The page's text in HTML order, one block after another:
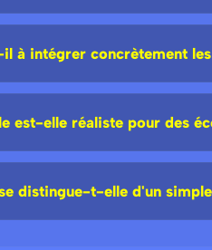
à intégrer concrètement
est-elle réaliste pour des
distingue-t-elle d'un